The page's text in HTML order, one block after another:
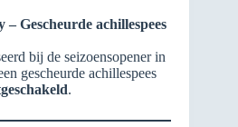
Gescheurde achillespees
bij de seizoensopener in
gescheurde achillespees
.